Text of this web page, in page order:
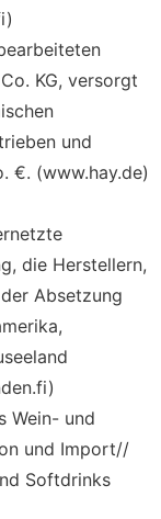
KG, versorgt
und
€. (www.hay.de)
die Herstellern,
Absetzung
Wein- und
und Import//
Softdrinks